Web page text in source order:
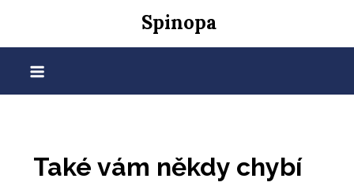
content
Spinopa
Také vám někdy chybí